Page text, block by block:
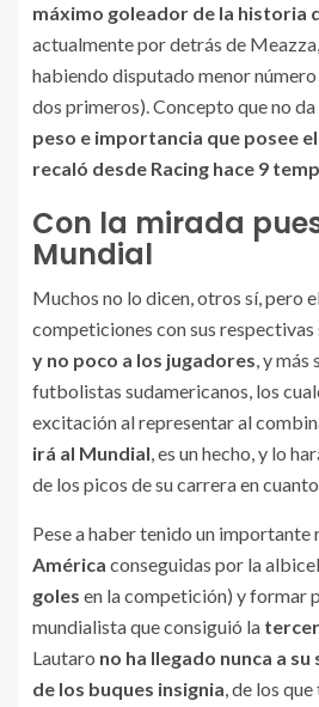
máximo goleador de la historia
actualmente por detrás de
habiendo disputado menor
dos primeros). Concepto que no
peso e importancia que posee
recaló desde Racing hace 9
Con la mirada
Mundial
Muchos no lo dicen, otros sí, pero
competiciones con sus respectivas
y no poco a los jugadores, y más
futbolistas sudamericanos, los
excitación al representar al
irá al Mundial, es un hecho, y lo
de los picos de su carrera en
Pese a haber tenido un importante
América conseguidas por la
goles en la competición) y formar
mundialista que consiguió la
Lautaro no ha llegado nunca a
de los buques insignia, de los